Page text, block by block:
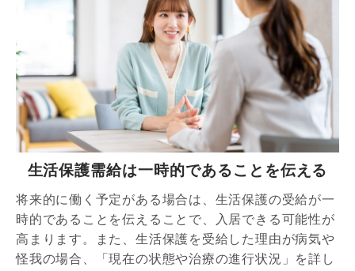
生活保護需給は一時的であることを伝える
将来的に働く予定がある場合は、生活保護の受給が一
時的であることを伝えることで、入居できる可能性が
高まります。また、生活保護を受給した理由が病気や
怪我の場合、「現在の状態や治療の進行状況」を詳し